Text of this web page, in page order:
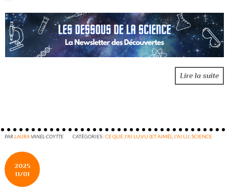
Lire la suite
PARLAURAVANEL-COYTTE CATÉGORIES :CE QUE J'AI LU,VU (ET AIMÉ) J'AI LU ,SCIENCE
2025
11/01